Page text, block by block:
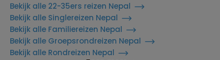
Bekijk alle 22-35ers reizen Nepal
Bekijk alle Singlereizen Nepal
Bekijk alle Familiereizen Nepal
Bekijk alle Groepsrondreizen Nepal
Bekijk alle Rondreizen Nepal